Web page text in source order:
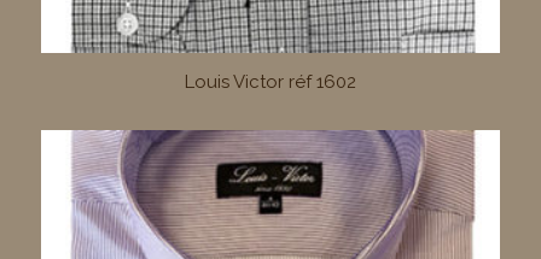
Louis Victor réf 1602